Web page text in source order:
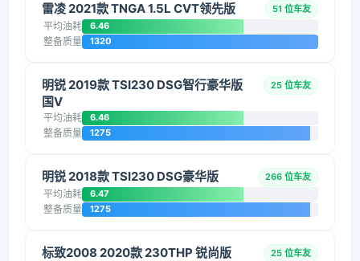
雷凌 2021款 TNGA 1.5L CVT领先版 51 位车友
平均油耗 6.46
整备质量 1320
明锐 2019款 TSI230 DSG智行豪华版
国V
25 位车友
平均油耗 6.46
整备质量 1275
明锐 2018款 TSI230 DSG豪华版 266 位车友
平均油耗 6.47
整备质量 1275
标致2008 2020款 230THP 锐尚版 25 位车友